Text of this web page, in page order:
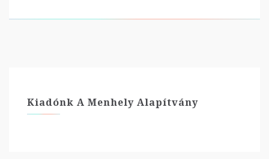
Kiadónk A Menhely Alapítvány